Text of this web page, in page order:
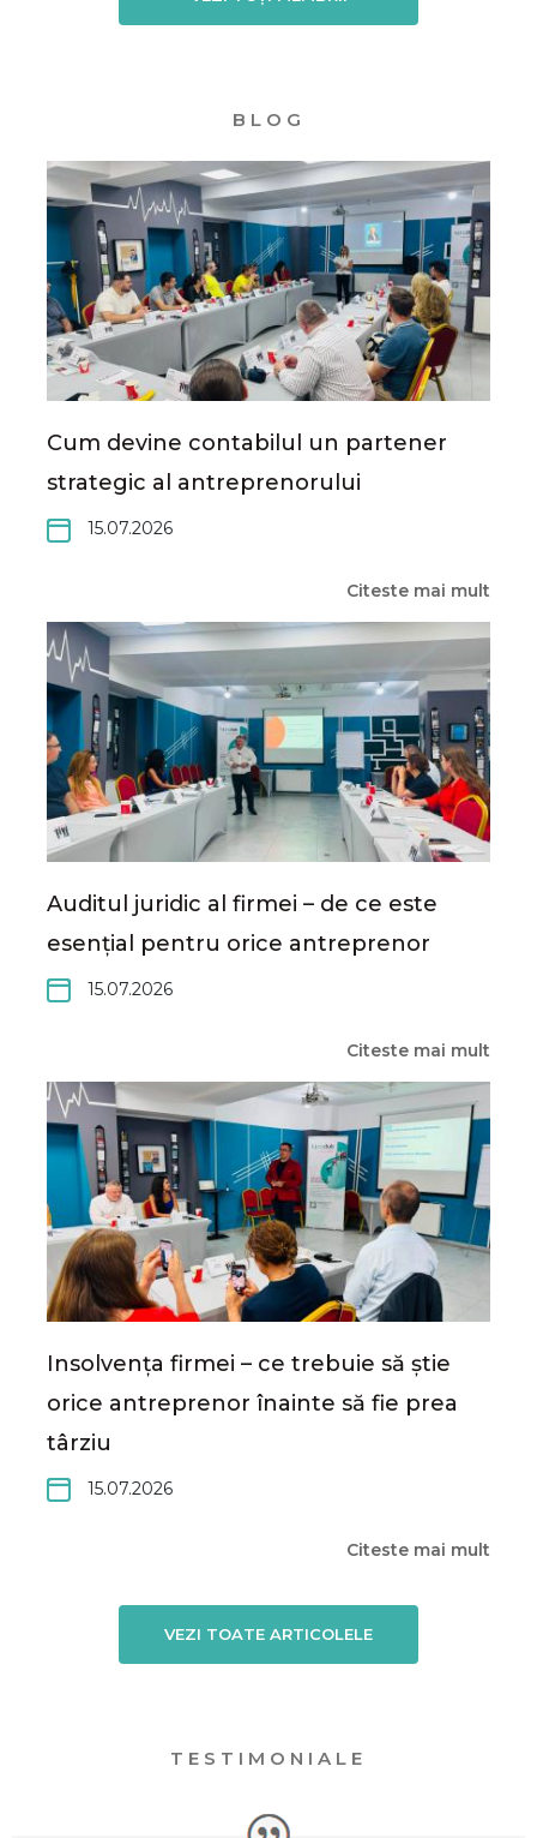
BLOG
Cum devine contabilul un partener
strategic al antreprenorului
15.07.2026
Citeste mai mult
Auditul juridic al firmei – de ce este
esențial pentru orice antreprenor
15.07.2026
Citeste mai mult
Insolvența firmei – ce trebuie să știe
orice antreprenor înainte să fie prea
târziu
15.07.2026
Citeste mai mult
VEZI TOATE ARTICOLELE
TESTIMONIALE